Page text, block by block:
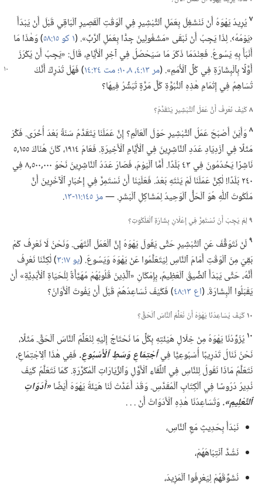
٧يُرِيدُ يَهْوَهُ أَنْ نَنْشَغِلَ بِعَمَلِ ٱلتَّبْشِيرِ فِي ٱلْوَقْتِ ٱلْقَصِيرِ ٱلْبَاقِي قَبْلَ أَنْ يَبْدَأَ
‹يَوْمُهُ›.‏ لِذَا يَجِبُ أَنْ نَبْقَى «مَشْغُولِينَ جِدًّا بِعَمَلِ ٱلرَّبِّ».‏ (‏١ كو ١٥:‏٥٨
‏)‏ وَهٰذَا مَا
أَنْبَأَ بِهِ يَسُوعُ.‏ فَعِنْدَمَا ذَكَرَ مَا سَيَحْصُلُ فِي آخِرِ ٱلْأَيَّامِ،‏ قَالَ:‏ «يَجِبُ أَنْ يُكْرَزَ
أَوَّلًا بِٱلْبِشَارَةِ فِي كُلِّ ٱلْأُمَمِ».‏ (‏مر١٣:‏٤،‏ مت ٢٤:‏١٤
‏)‏ فَهَلْ تُدْرِكُ أَنَّكَ
تُسَاهِمُ فِي إِتْمَامِ هٰذِهِ ٱلنُّبُوَّةِ كُلَّ مَرَّةٍ تُبَشِّرُ فِيهَا؟‏
٨كَيْفَ نَعْرِفُ أَنَّ عَمَلَ ٱلتَّبْشِيرِ يَتَقَدَّمُ؟‏
٨وَأَيْنَ أَصْبَحَ عَمَلُ ٱلتَّبْشِيرِ حَوْلَ ٱلْعَالَمِ؟‏ إِنَّ عَمَلَنَا يَتَقَدَّمُ سَنَةً بَعْدَ أُخْرَى.‏ فَكِّرْ
مَثَلًا فِي ٱزْدِيَادِ عَدَدِ ٱلنَّاشِرِينَ فِي ٱلْأَيَّامِ ٱلْأَخِيرَةِ.‏ فَعَامَ ١٩١٤،‏ كَانَ هُنَاكَ ١٥٥‏,٥
نَاشِرًا يَخْدُمُونَ فِي ٤٣ بَلَدًا.‏ أَمَّا ٱلْيَوْمَ،‏ فَصَارَ عَدَدُ ٱلنَّاشِرِينَ نَحْوَ ٠٠٠‏,٥٠٠‏,٨ فِي
٢٤٠ بَلَدًا!‏ لٰكِنَّ عَمَلَنَا لَمْ يَنْتَهِ بَعْدُ.‏ فَعَلَيْنَا أَنْ نَسْتَمِرَّ فِي إِخْبَارِ ٱلْآخَرِينَ أَنَّ
مَلَكُوتَ ٱللّٰهِ هُوَ ٱلْحَلُّ ٱلْوَحِيدُ لِمَشَاكِلِ ٱلْبَشَرِ.‏ —‏مز ١٤٥:‏١١-‏١٣ ‏.‏
٩لِمَ يَجِبُ أَنْ نَسْتَمِرَّ فِي إِعْلَانِ بِشَارَةِ ٱلْمَلَكُوتِ؟‏
٩لَنْ نَتَوَقَّفَ عَنِ ٱلتَّبْشِيرِ حَتَّى يَقُولَ يَهْوَهُ إِنَّ ٱلْعَمَلَ ٱنْتَهَى.‏ وَنَحْنُ لَا نَعْرِفُ كَمْ
بَقِيَ مِنَ ٱلْوَقْتِ أَمَامَ ٱلنَّاسِ لِيَتَعَلَّمُوا عَنْ يَهْوَهَ وَيَسُوعَ.‏ (‏يو ١٧:‏٣
‏)‏ لٰكِنَّنَا نَعْرِفُ
أَنَّهُ،‏ حَتَّى يَبْدَأَ ٱلضِّيقُ ٱلْعَظِيمُ،‏ بِإِمْكَانِ «ٱلَّذِينَ قُلُوبُهُمْ مُهَيَّأَةٌ لِلْحَيَاةِ ٱلْأَبَدِيَّةِ» أَنْ
يَقْبَلُوا ٱلْبِشَارَةَ.‏ (‏اع ١٣:‏٤٨ ‏)‏ فَكَيْفَ نُسَاعِدُهُمْ قَبْلَ أَنْ يَفُوتَ ٱلْأَوَانُ؟‏
١٠كَيْفَ يُسَاعِدُنَا يَهْوَهُ أَنْ نُعَلِّمَ ٱلنَّاسَ ٱلْحَقَّ؟‏
١٠ يُزَوِّدُنَا يَهْوَهُ مِنْ خِلَالِ هَيْئَتِهِ بِكُلِّ مَا نَحْتَاجُ إِلَيْهِ لِنُعَلِّمَ ٱلنَّاسَ ٱلْحَقَّ.‏ مَثَلًا،‏
نَحْنُ نَنَالُ تَدْرِيبًا أُسْبُوعِيًّا فِيٱجْتِمَاعِ وَسَطِ ٱلْأُسْبُوعِ.‏ فَفِي هٰذَا ٱلِٱجْتِمَاعِ،‏
نَتَعَلَّمُ مَاذَا نَقُولُ لِلنَّاسِ فِي ٱللِّقَاءِ ٱلْأَوَّلِ وَٱلزِّيَارَاتِ ٱلْمُكَرَّرَةِ.‏ كَمَا نَتَعَلَّمُ كَيْفَ
نُدِيرُ دُرُوسًا فِي ٱلْكِتَابِ ٱلْمُقَدَّسِ.‏ وَقَدْ أَعَدَّتْ لَنَا هَيْئَةُ يَهْوَهَ أَيْضًا‏«أَدَوَاتِ
ٱلتَّعْلِيمِ».‏وَتُسَاعِدُنَا هٰذِهِ ٱلْأَدَوَاتُ أَنْ .‏ .‏ .‏
نَبْدَأَ بِحَدِيثٍ مَعِ ٱلنَّاسِ،‏
نَشُدَّ ٱنْتِبَاهَهُمْ،‏
نُشَوِّقَهُمْ لِيَعْرِفُوا ٱلْمَزِيدَ،‏